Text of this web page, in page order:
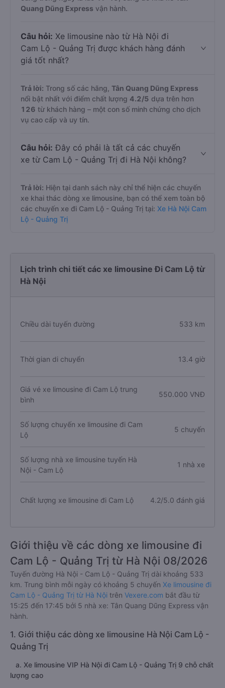
Quang Dũng Express vận hành.
Câu hỏi: Xe limousine nào từ Hà Nội đi
Cam Lộ - Quảng Trị được khách hàng đánh
giá tốt nhất?
Trả lời: Trong số các hãng, Tân Quang Dũng Express
nổi bật nhất với điểm chất lượng 4.2/5 dựa trên hơn
126 từ khách hàng – một con số minh chứng cho dịch
vụ cao cấp và uy tín.
Câu hỏi: Đây có phải là tất cả các chuyến
xe từ Cam Lộ - Quảng Trị đi Hà Nội không?
Trả lời: Hiện tại danh sách này chỉ thể hiện các chuyến
xe khai thác dòng xe limousine, bạn có thể xem toàn bộ
các chuyến xe đi Cam Lộ - Quảng Trị tại: Xe Hà Nội Cam
Lộ - Quảng Trị
Lịch trình chi tiết các xe limousine Đi Cam Lộ từ
Hà Nội
Chiều dài tuyến đường 533 km
Thời gian di chuyển 13.4 giờ
Giá vé xe limousine đi Cam Lộ trung
bình
550.000 VNĐ
Số lượng chuyến xe limousine đi Cam
Lộ
5 chuyến
Số lượng nhà xe limousine tuyến Hà
Nội - Cam Lộ
1 nhà xe
Chất lượng xe limousine đi Cam Lộ 4.2/5.0 đánh giá
Giới thiệu về các dòng xe limousine đi
Cam Lộ - Quảng Trị từ Hà Nội 08/2026
Tuyến đường Hà Nội - Cam Lộ - Quảng Trị dài khoảng 533
km. Trung bình mỗi ngày có khoảng 5 chuyến Xe limousine đi
Cam Lộ - Quảng Trị từ Hà Nội trên Vexere.com bắt đầu từ
15:25 đến 17:45 bởi 5 nhà xe: Tân Quang Dũng Express vận
hành.
1. Giới thiệu các dòng xe limousine Hà Nội Cam Lộ -
Quảng Trị
a. Xe limousine VIP Hà Nội đi Cam Lộ - Quảng Trị 9 chỗ chất
lượng cao